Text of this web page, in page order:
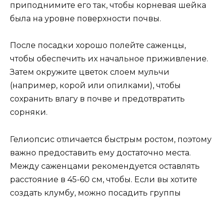
приподнимите его так, чтобы корневая шейка
была на уровне поверхности почвы.
После посадки хорошо полейте саженцы,
чтобы обеспечить их начальное приживление.
Затем окружите цветок слоем мульчи
(например, корой или опилками), чтобы
сохранить влагу в почве и предотвратить
сорняки.
Гелиопсис отличается быстрым ростом, поэтому
важно предоставить ему достаточно места.
Между саженцами рекомендуется оставлять
расстояние в 45-60 см, чтобы. Если вы хотите
создать клумбу, можно посадить группы